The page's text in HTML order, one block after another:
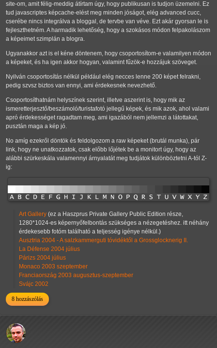
site-om, amit félig-meddig átírtam úgy, hogy publikusan is tudjon üzemelni. Ez
tud javascriptes képcache-elést meg minden jóságot, elég advanced cucc,
cserébe nincs integrálva a bloggal, de tervbe van véve. Ezt akár gyorsan le is
fejleszthetném. A harmadik lehetőség, hogy a szokásos módon felpakolászom
a képeimet szimplán a blogra.
Ugyanakkor azt is el kéne döntenem, hogy csoportosítom-e valamilyen módon
a képeket, és ha igen akkor hogyan, valamint fűzök-e hozzájuk szöveget.
Nyilván csoportosítás nélkül például elég necces lenne 200 képet felrakni,
pedig szvsz biztos van ennyi, ami érdekesnek nevezhető.
Csoportosíthatnám helyszínek szerint, illetve aszerint is, hogy mik az
ismeretterjesztő/beszámoló/turistafotó jellegű képek, és mik azok, ahol valami
apró érdekességet ragadtam meg, ami igazából nem jellemzi a látottakat,
pusztán maga a kép jó.
No amíg ezekről döntök és feldolgozom a raw képeket (brutál munka), pár
link, hogy ne unatkozzatok, csak előbb lőjétek be a monitort úgy, hogy az
alábbi szürkeskála valamennyi árnyalatát meg tudjátok különböztetni A-tól Z-
ig:
Art Gallery (ez a Haszprus Private Gallery Public Edition része,
1280*1024-es képernyőfelbontás szükséges a nézegetéshez. itt néhány
érdekesebb fotóm található a teljesség igénye nélkül.)
Ausztria 2004 - A salzkammerguti tóvidéktől a Grossglocknerig II.
La Défense 2004 július
Párizs 2004 július
Monaco 2003 szeptember
Franciaország 2003 augusztus-szeptember
Svájc 2002
8 hozzászólás